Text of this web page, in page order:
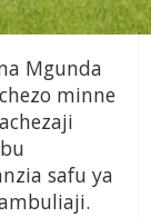
Mgunda
minne
safu ya